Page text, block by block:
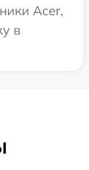
Acer,
в